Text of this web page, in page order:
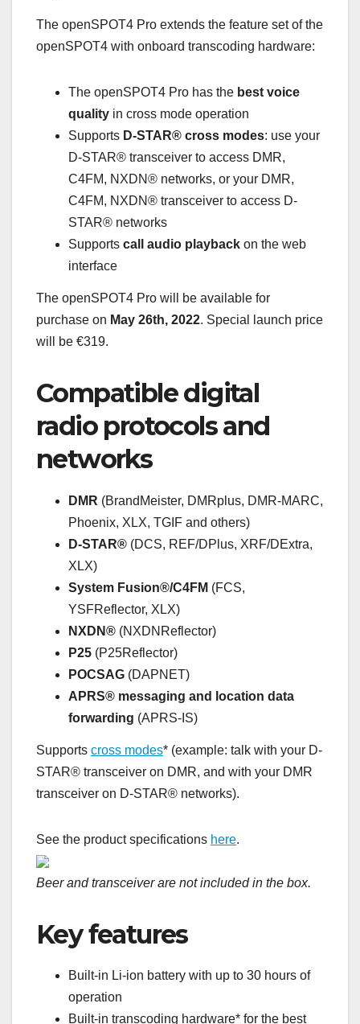
The openSPOT4 Pro extends the feature set of the
openSPOT4 with onboard transcoding hardware:
The openSPOT4 Pro has the best voice
quality in cross mode operation
Supports D-STAR® cross modes: use your
D-STAR® transceiver to access DMR,
C4FM, NXDN® networks, or your DMR,
C4FM, NXDN® transceiver to access D-
STAR® networks
Supports call audio playback on the web
interface
The openSPOT4 Pro will be available for
purchase on May 26th, 2022. Special launch price
will be €319.
Compatible digital
radio protocols and
networks
DMR (BrandMeister, DMRplus, DMR-MARC,
Phoenix, XLX, TGIF and others)
D-STAR® (DCS, REF/DPlus, XRF/DExtra,
XLX)
System Fusion®/C4FM (FCS,
YSFReflector, XLX)
NXDN® (NXDNReflector)
P25 (P25Reflector)
POCSAG (DAPNET)
APRS® messaging and location data
forwarding (APRS-IS)
Supports cross modes* (example: talk with your D-
STAR® transceiver on DMR, and with your DMR
transceiver on D-STAR® networks).
See the product specifications here.
Beer and transceiver are not included in the box.
Key features
Built-in Li-ion battery with up to 30 hours of
operation
Built-in transcoding hardware* for the best